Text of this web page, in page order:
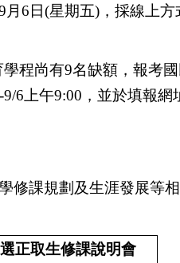
月 6 日(星期五) ，採線上
程尚有9名缺額，報考
9/6上午9:00 ，並於填報網
修課規劃及生涯發展等相
正取生修課說明會